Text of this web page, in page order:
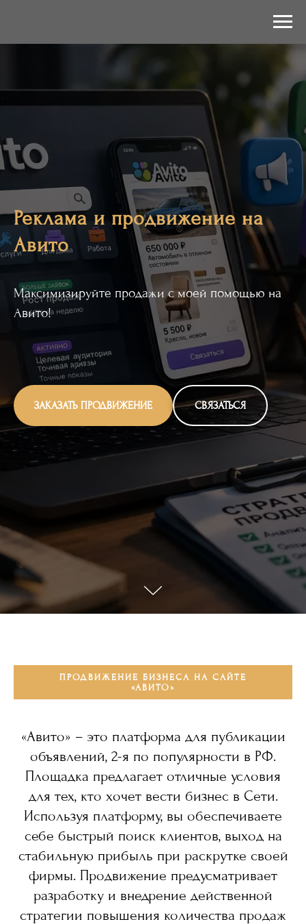
Реклама и продвижение на
Авито
Максимизируйте продажи с моей помощью на
Авито!
ЗАКАЗАТЬ ПРОДВИЖЕНИЕ СВЯЗАТЬСЯ
ПРОДВИЖЕНИЕ БИЗНЕСА НА САЙТЕ
«АВИТО»
«Авито» – это платформа для публикации
объявлений, 2-я по популярности в РФ.
Площадка предлагает отличные условия
для тех, кто хочет вести бизнес в Сети.
Используя платформу, вы обеспечиваете
себе быстрый поиск клиентов, выход на
стабильную прибыль при раскрутке своей
фирмы. Продвижение предусматривает
разработку и внедрение действенной
стратегии повышения количества продаж